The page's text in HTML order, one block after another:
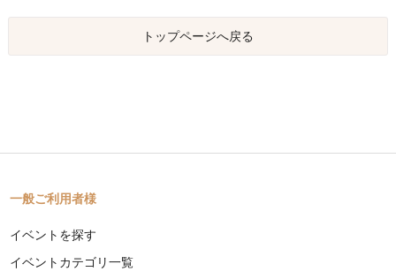
トップページへ戻る
一般ご利用者様
イベントを探す
イベントカテゴリ一覧